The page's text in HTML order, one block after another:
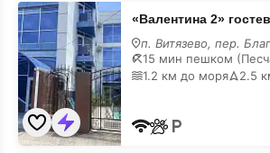
«Валентина
2»
гостевой
дом
на
карте
«Валентина 2»
п. Витязево, пер.
15 мин пешком
1.2 км до моря
2.5